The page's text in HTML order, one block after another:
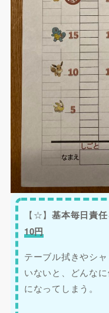
【☆】基本毎日責
10円
テーブル拭きやシ
いないと、どんな
になってしまう。